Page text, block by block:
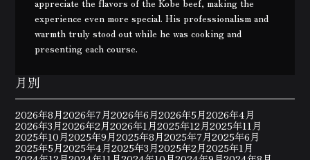
appreciate the flavors of the Kobe beef, making the
experience even more special. His professionalism and
warmth truly stood out while he was cooking and
presenting each course.
月別
2026年8月2026年7月2026年6月2026年5月2026年4月
2026年3月2026年2月2026年1月2025年12月2025年11月
2025年10月2025年9月2025年8月2025年7月2025年6月
2025年5月2025年4月2025年3月2025年2月2025年1月